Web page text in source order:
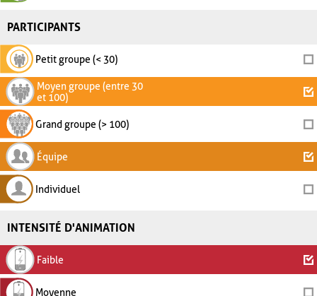
PARTICIPANTS
Petit groupe (< 30)
Moyen groupe (entre 30
et 100)
Grand groupe (> 100)
Équipe
Individuel
INTENSITÉ D'ANIMATION
Faible
Moyenne